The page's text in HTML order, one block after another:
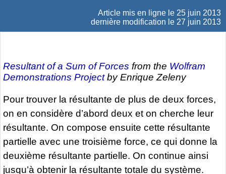
Article mis en ligne le 25 juin 2013
dernière modification le 27 juin 2013
Resultant of a Sum of Forces from the Wolfram
Demonstrations Projectby Enrique Zeleny
Pour trouver la résultante de plus de deux forces,
on en considère d’abord deux et on cherche leur
résultante. On compose ensuite cette résultante
partielle avec une troisième force, ce qui donne la
deuxième résultante partielle. On continue ainsi
jusqu’à obtenir la résultante totale du système.